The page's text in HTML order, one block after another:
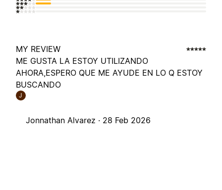
MY REVIEW
ME GUSTA LA ESTOY UTILIZANDO
AHORA,ESPERO QUE ME AYUDE EN LO Q ESTOY
BUSCANDO
J
Jonnathan Alvarez · 28 Feb 2026